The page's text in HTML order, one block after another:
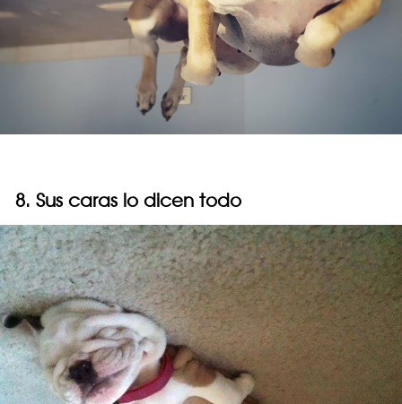
8. Sus caras lo dicen todo